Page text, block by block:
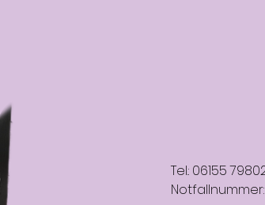
Tel.: 06155
Notfallnummer: